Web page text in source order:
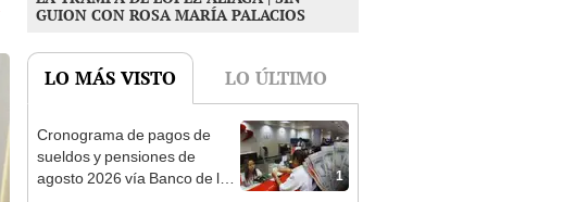
LO MÁS VISTO
1
Cronograma de pagos de
sueldos y pensiones de
agosto 2026 vía Banco de la
Nación: conoce las fechas de